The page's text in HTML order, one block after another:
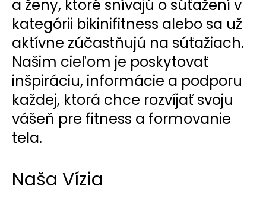
a ženy, ktoré snívajú o súťažení v
kategórii bikinifitness alebo sa už
aktívne zúčastňujú na súťažiach.
Našim cieľom je poskytovať
inšpiráciu, informácie a podporu
každej, ktorá chce rozvíjať svoju
vášeň pre fitness a formovanie
tela.
Naša Vízia